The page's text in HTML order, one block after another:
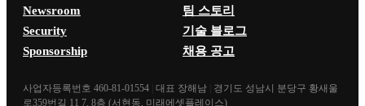
Newsroom
Security
Sponsorship
팀 스토리
기술 블로그
채용 공고
사업자등록번호 460-81-01554 대표 장해남
경기도 성남시 분당구 황새울
로359번길 11 7, 8층 (서현동, 미래에셋플레이스)